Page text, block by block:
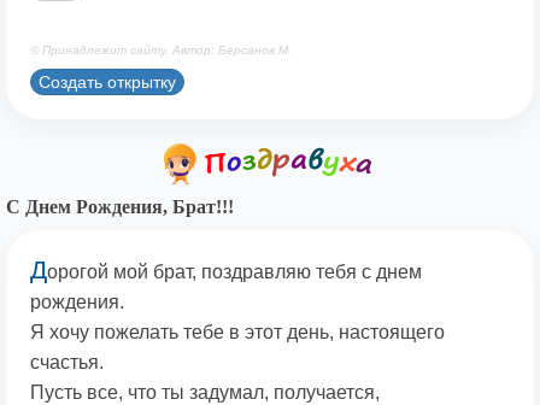
© Принадлежит сайту. Автор: Берсанов М.
Создать открытку
С Днем Рождения, Брат!!!
Дорогой мой брат, поздравляю тебя с днем
рождения.
Я хочу пожелать тебе в этот день, настоящего
счастья.
Пусть все, что ты задумал, получается,